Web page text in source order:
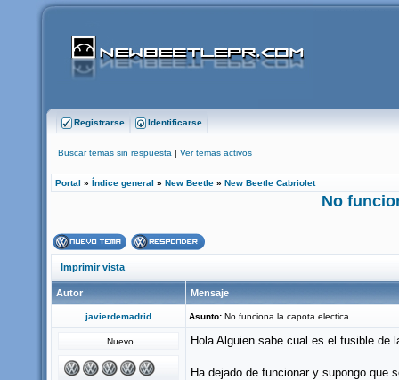
Registrarse Identificarse
Buscar temas sin respuesta | Ver temas activos
Portal » Índice general » New Beetle » New Beetle Cabriolet
No
Imprimir vista
Autor Mensaje
javierdemadrid Asunto: No funciona la capota electica
Nuevo Hola Alguien sabe cual es el fusible de
Ha dejado de funcionar y supongo que